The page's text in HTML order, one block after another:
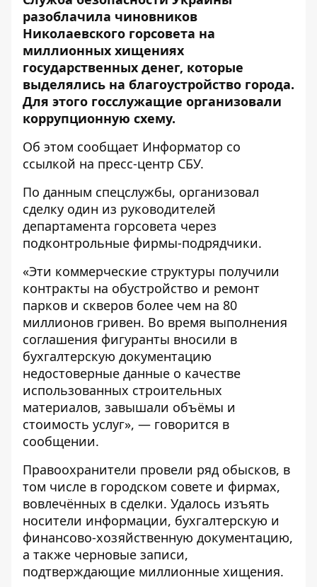
разоблачила чиновников
Николаевского горсовета на
миллионных хищениях
государственных денег, которые
выделялись на благоустройство города.
Для этого госслужащие организовали
коррупционную схему.
Об этом сообщает Информатор со
ссылкой на пресс-центр СБУ.
По данным спецслужбы, организовал
сделку один из руководителей
департамента горсовета через
подконтрольные фирмы-подрядчики.
«Эти коммерческие структуры получили
контракты на обустройство и ремонт
парков и скверов более чем на 80
миллионов гривен. Во время выполнения
соглашения фигуранты вносили в
бухгалтерскую документацию
недостоверные данные о качестве
использованных строительных
материалов, завышали объёмы и
стоимость услуг», — говорится в
сообщении.
Правоохранители провели ряд обысков, в
том числе в городском совете и фирмах,
вовлечённых в сделки. Удалось изъять
носители информации, бухгалтерскую и
финансово-хозяйственную документацию,
а также черновые записи,
подтверждающие миллионные хищения.